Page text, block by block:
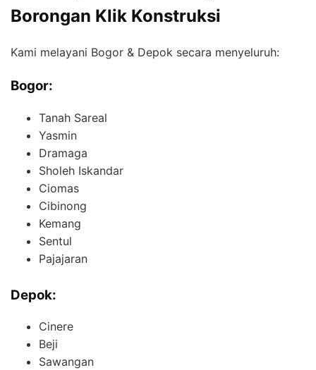
Borongan Klik Konstruksi
Kami melayani Bogor & Depok secara menyeluruh:
Bogor:
Tanah Sareal
Yasmin
Dramaga
Sholeh Iskandar
Ciomas
Cibinong
Kemang
Sentul
Pajajaran
Depok:
Cinere
Beji
Sawangan